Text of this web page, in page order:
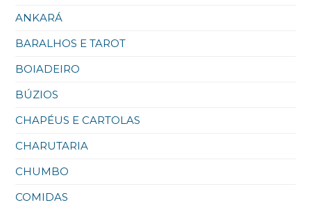
ANKARÁ
BARALHOS E TAROT
BOIADEIRO
BÚZIOS
CHAPÉUS E CARTOLAS
CHARUTARIA
CHUMBO
COMIDAS